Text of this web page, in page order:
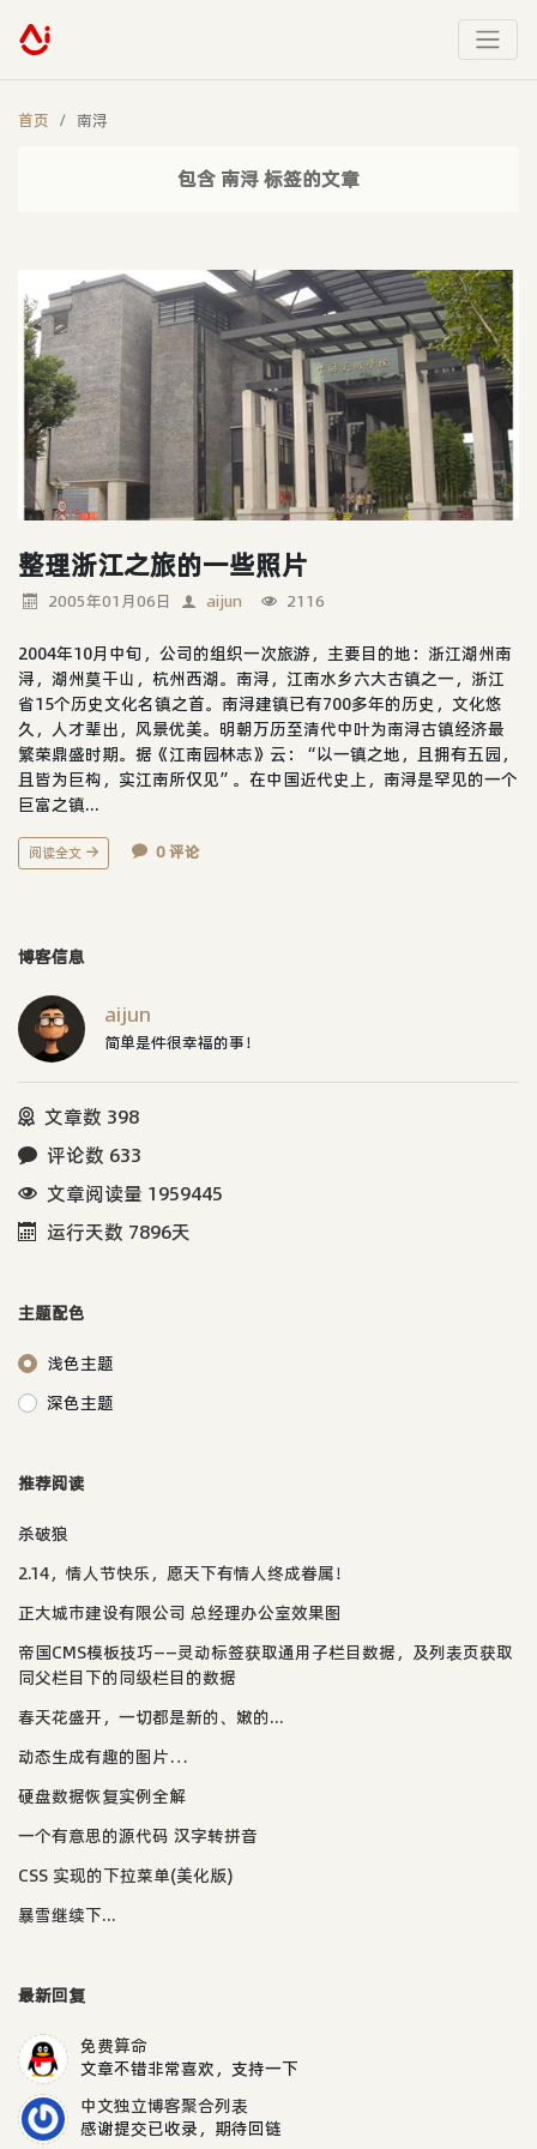
首页 南浔
包含 南浔 标签的文章
整理浙江之旅的一些照片
2005年01月06日 aijun 2116
2004年10月中旬，公司的组织一次旅游，主要目的地：浙江湖州南
浔，湖州莫干山，杭州西湖。南浔，江南水乡六大古镇之一，浙江
省15个历史文化名镇之首。南浔建镇已有700多年的历史，文化悠
久，人才辈出，风景优美。明朝万历至清代中叶为南浔古镇经济最
繁荣鼎盛时期。据《江南园林志》云：“以一镇之地，且拥有五园，
且皆为巨构，实江南所仅见”。在中国近代史上，南浔是罕见的一个
巨富之镇...
阅读全文 0 评论
博客信息
aijun
简单是件很幸福的事！
文章数 398
评论数 633
文章阅读量 1959445
运行天数 7896天
主题配色
浅色主题
深色主题
推荐阅读
杀破狼
2.14，情人节快乐，愿天下有情人终成眷属！
正大城市建设有限公司 总经理办公室效果图
帝国CMS模板技巧——灵动标签获取通用子栏目数据，及列表页获取
同父栏目下的同级栏目的数据
春天花盛开，一切都是新的、嫩的...
动态生成有趣的图片…
硬盘数据恢复实例全解
一个有意思的源代码 汉字转拼音
CSS 实现的下拉菜单(美化版)
暴雪继续下...
最新回复
免费算命
文章不错非常喜欢，支持一下
中文独立博客聚合列表
感谢提交已收录，期待回链